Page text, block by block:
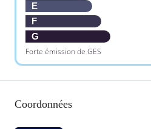
E
F
G
Forte émission de GES
Coordonnées